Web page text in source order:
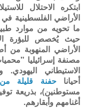
ابتكره الاحتلال
الأراضي الفلسطينية
ما تحويه من موارد
حيث يُخصص للبؤرة
الأراضي المنهوبة من
مصنفة إسرائيليا
الاستيطاني
أحياناحفنة قليلة
مستوطنين)، بذريعة
أغنامهم وأبقارهم.